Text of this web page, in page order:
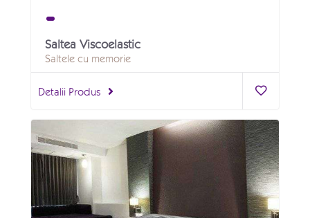
Saltea Viscoelastic
Saltele cu memorie
Detalii Produs